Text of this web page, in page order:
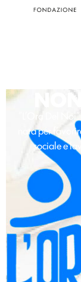
“L’Ora Del
nata per
sociale e